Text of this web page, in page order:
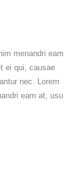
menandri eam
ei qui, causae
nec. Lorem
eam at, usu